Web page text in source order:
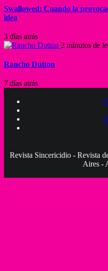
Swallowed: Cuando la
idea
3 días atrás
2 minutos de
Rancho Dutton
7 días atrás
Revista Sincericidio - Revista
Aires -